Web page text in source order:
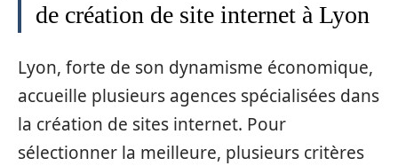
de création de site internet à Lyon
Lyon, forte de son dynamisme économique,
accueille plusieurs agences spécialisées dans
la création de sites internet. Pour
sélectionner la meilleure, plusieurs critères